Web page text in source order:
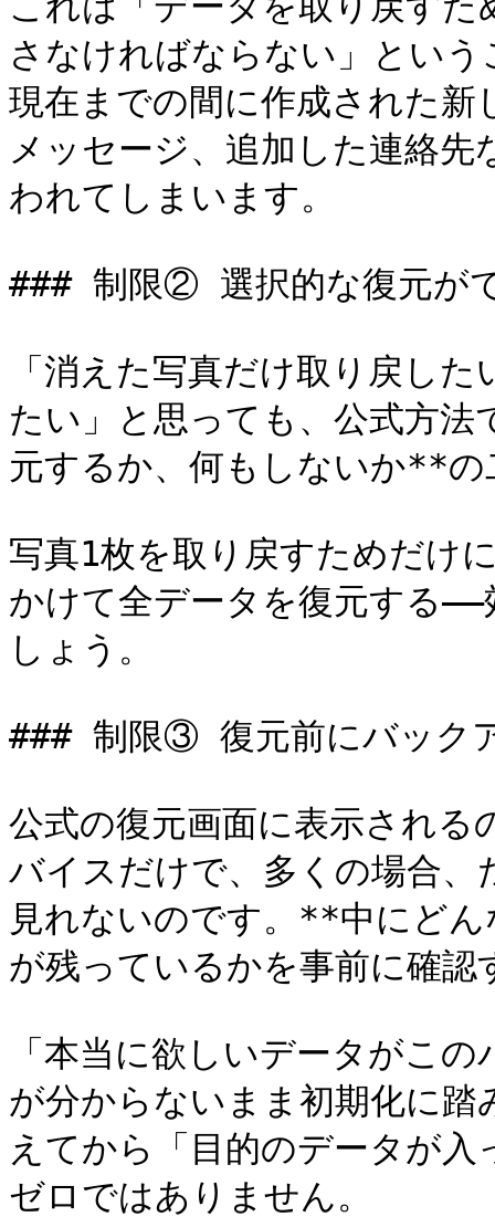
さなければならない」とい
現在までの間に作成された
メッセージ、追加した連絡
われてしまいます。
### 制限② 選択的な復元が
「消えた写真だけ取り戻し
たい」と思っても、公式方
元するか、何もしないか**
写真1枚を取り戻すためだけ
かけて全データを復元する
しょう。
### 制限③ 復元前にバック
公式の復元画面に表示され
バイスだけで、多くの場合
見れないのです。**中にど
が残っているかを事前に確
「本当に欲しいデータがこ
が分からないまま初期化に
えてから「目的のデータが
ゼロではありません。